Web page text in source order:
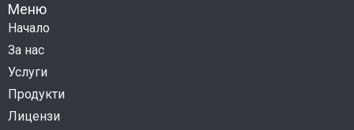
Меню
Начало
За нас
Услуги
Продукти
Лицензи